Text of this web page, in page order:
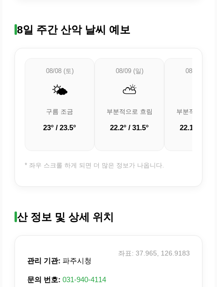
8일 주간 산악 날씨 예보
08/08 (토)
🌤️
구름 조금
23° / 23.5°
08/09 (일)
⛅
부분적으로 흐림
22.2° / 31.5°
08/10 (월)
부분적으로 흐
22.1° /
* 좌우 스크롤 하게 되면 더 많은 정보가 나옵니다.
산 정보 및 상세 위치
관리 기관: 파주시청
문의 번호: 031-940-4114
좌표: 37.965, 126.9183